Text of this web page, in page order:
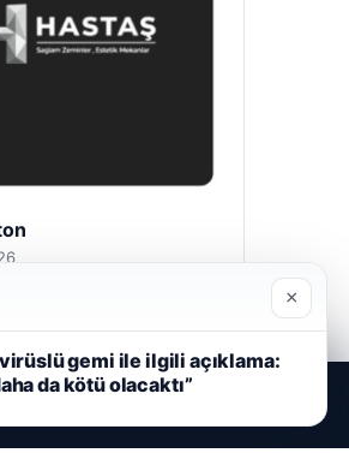
×
virüslü gemi ile ilgili açıklama:
da kötü olacaktı”